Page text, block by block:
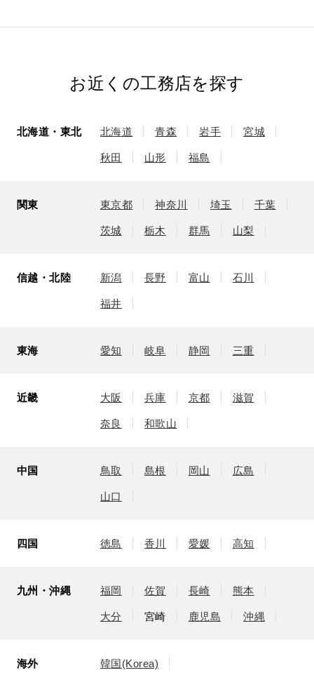
お近くの工務店を探す
北海道・東北 北海道 青森 岩手 宮城
秋田 山形 福島
関東 東京都 神奈川 埼玉 千葉
茨城 栃木 群馬 山梨
信越・北陸 新潟 長野 富山 石川
福井
東海 愛知 岐阜 静岡 三重
近畿 大阪 兵庫 京都 滋賀
奈良 和歌山
中国 鳥取 島根 岡山 広島
山口
四国 徳島 香川 愛媛 高知
九州・沖縄 福岡 佐賀 長崎 熊本
大分 宮崎 鹿児島 沖縄
海外 韓国(Korea)